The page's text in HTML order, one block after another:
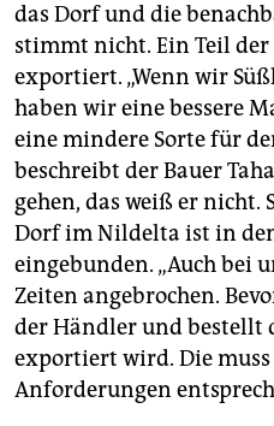
das Dorf und die
stimmt nicht. Ein Teil
exportiert. „Wenn wir
haben wir eine bessere
eine mindere Sorte für
beschreibt der Bauer
gehen, das weiß er nicht.
Dorf im Nildelta ist in
eingebunden. „Auch bei
Zeiten angebrochen.
der Händler und bestellt
exportiert wird. Die
Anforderungen